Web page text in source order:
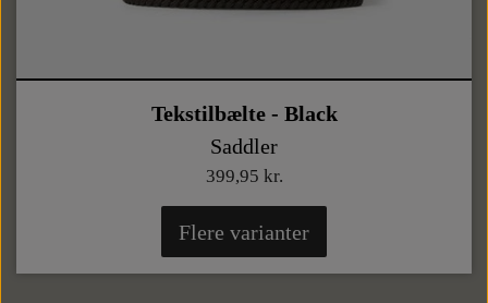
Tekstilbælte - Black
Saddler
399,95 kr.
Flere varianter